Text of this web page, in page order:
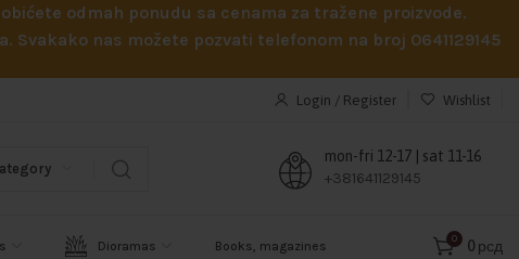
odmah ponudu sa cenama za tražene proizvode.
nas možete pozvati telefonom na broj 0641129145
Login / Register Wishlist
mon-fri 12-17 | sat 11-16
+381641129145
Dioramas Books, magazines 0 0 рсд